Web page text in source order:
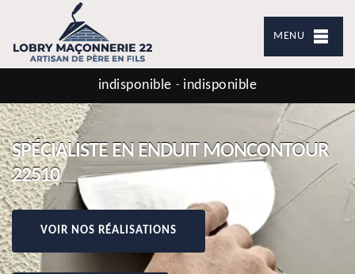
MENU
indisponible - indisponible
SPÉCIALISTE EN ENDUIT MONCONTOUR
22510
VOIR NOS RÉALISATIONS